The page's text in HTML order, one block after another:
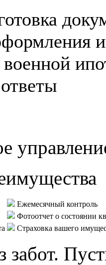
Ежемесячный контроль
Фотоотчет о состоянии
Страховка вашего
забот.